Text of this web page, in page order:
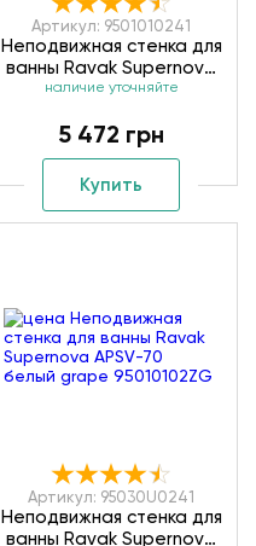
Артикул: 9501010241
Неподвижная стенка для
ванны Ravak Supernova
APSV-70 белый rain
наличие уточняйте
5 472 грн
Купить
Артикул: 95030U0241
Неподвижная стенка для
ванны Ravak Supernova